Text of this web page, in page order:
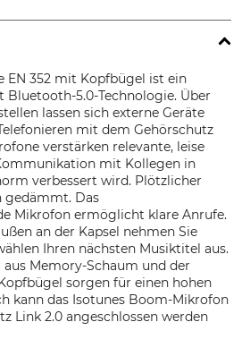
EN 352 mit Kopfbügel ist ein
5.0-Technologie. Über
lassen sich externe Geräte
mit dem Gehörschutz
verstärken relevante, leise
mit Kollegen in
verbessert wird. Plötzlicher
gedämmt. Das
Mikrofon ermöglicht klare Anrufe.
an der Kapsel nehmen Sie
Ihren nächsten Musiktitel aus.
Memory-Schaum und der
sorgen für einen hohen
kann das Isotunes Boom-Mikrofon
Link 2.0 angeschlossen werden